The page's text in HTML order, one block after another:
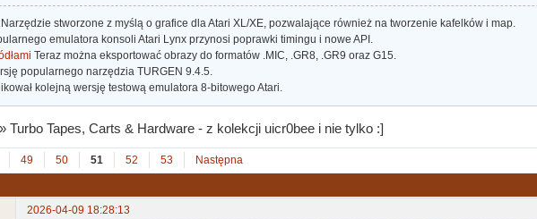
Narzędzie stworzone z myślą o grafice dla Atari XL/XE, pozwalające również na tworzenie kafelków i map.
emulatora konsoli Atari Lynx przynosi poprawki timingu i nowe API.
Teraz można eksportować obrazy do formatów .MIC, .GR8, .GR9 oraz G15.
popularnego narzędzia TURGEN 9.4.5.
kolejną wersję testową emulatora 8-bitowego Atari.
»Turbo Tapes, Carts & Hardware - z kolekcji uicr0bee i nie tylko :]
49 50 51 52 53 Następna
2026-04-09 18:28:13